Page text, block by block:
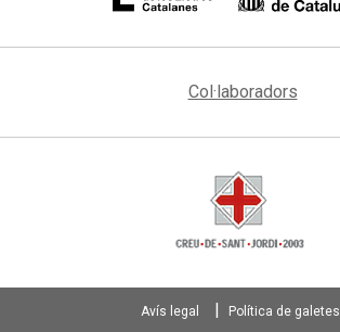
Col·laboradors
Avís legal Política de galetes